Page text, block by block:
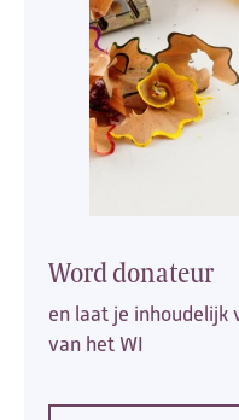
Word donateur
en laat je inhoudelijk
van het WI